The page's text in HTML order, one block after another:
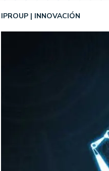
IPROUP INNOVACIÓN